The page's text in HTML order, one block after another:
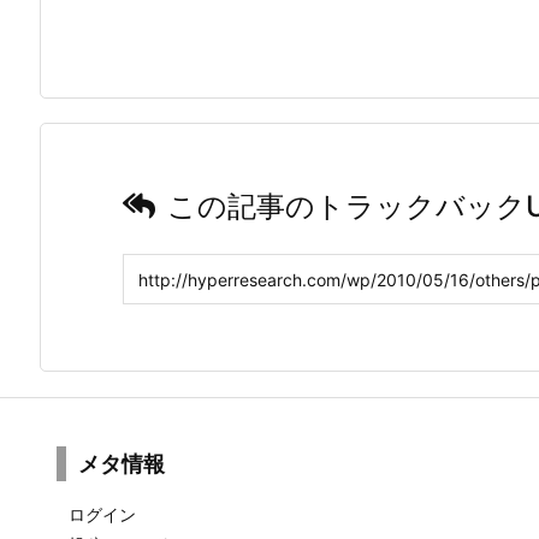
この記事のトラックバック
メタ情報
ログイン